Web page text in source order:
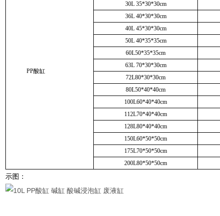
PP酸缸
30L 35*30*30cm
36L 40*30*30cm
40L 45*30*30cm
50L 40*35*35cm
60L50*35*35cm
63L 70*30*30cm
72L80*30*30cm
80L50*40*40cm
100L60*40*40cm
112L70*40*40cm
128L80*40*40cm
150L60*50*50cm
175L70*50*50cm
200L80*50*50cm
示图：